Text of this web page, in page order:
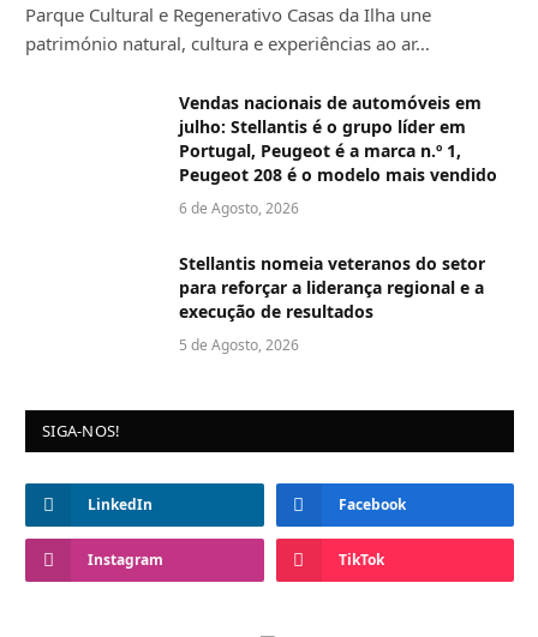
Parque Cultural e Regenerativo Casas da Ilha une
património natural, cultura e experiências ao ar…
Vendas nacionais de automóveis em
julho: Stellantis é o grupo líder em
Portugal, Peugeot é a marca n.º 1,
Peugeot 208 é o modelo mais vendido
6 de Agosto, 2026
Stellantis nomeia veteranos do setor
para reforçar a liderança regional e a
execução de resultados
5 de Agosto, 2026
SIGA-NOS!
LinkedIn Facebook
Instagram TikTok